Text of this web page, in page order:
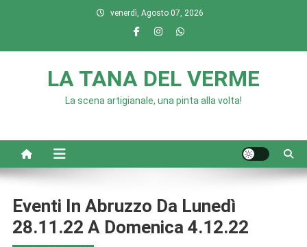
venerdì, Agosto 07, 2026
LA TANA DEL VERME
La scena artigianale, una pinta alla volta!
Eventi In Abruzzo Da Lunedì
28.11.22 A Domenica 4.12.22